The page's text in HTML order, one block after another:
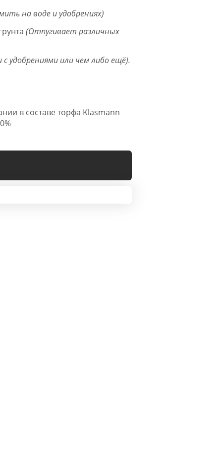
на воде и удобрениях)
(Отпугивает различных
удобрениями или чем либо ещё).
в составе торфа Klasmann